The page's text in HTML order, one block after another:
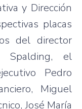
y Dirección
placas
del director
Spalding, el
Pedro
Miguel
José María